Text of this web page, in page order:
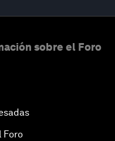
sobre el Foro
Foro